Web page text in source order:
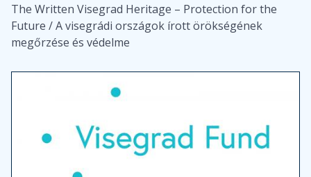
The Written Visegrad Heritage – Protection for the
Future / A visegrádi országok írott örökségének
megőrzése és védelme